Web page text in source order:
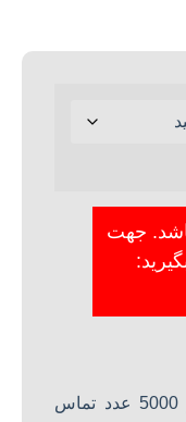
جهت
توجه : برای خرید های بالا تر از 5000 عدد تماس